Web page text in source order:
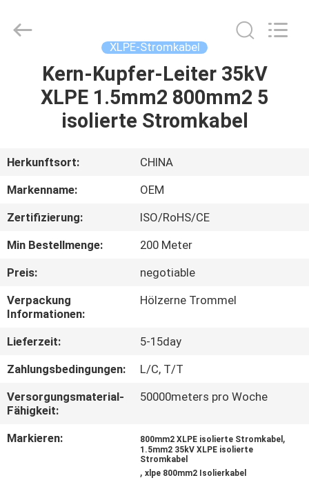
HAUS
PRODUKTE
ÜBER
UNS
FABRIK-
AUSFLUG
QUALITÄTSKONTROLLE
TRETEN
SIE
MIT
UNS
IN
Management
Services
XLPE-Stromkabel
Kern-Kupfer-Leiter 35kV
XLPE 1.5mm2 800mm2 5
isolierte Stromkabel
Herkunftsort:
CHINA
Markenname:
OEM
Zertifizierung:
ISO/RoHS/CE
Min Bestellmenge:
200 Meter
Preis:
negotiable
Verpackung
Informationen:
Hölzerne Trommel
Lieferzeit:
5-15day
Zahlungsbedingungen:
L/C, T/T
Versorgungsmaterial-
Fähigkeit:
50000meters pro Woche
Markieren: 800mm2 XLPE isolierte Stromkabel ,
1.5mm2 35kV XLPE isolierte
Stromkabel
,xlpe 800mm2 Isolierkabel